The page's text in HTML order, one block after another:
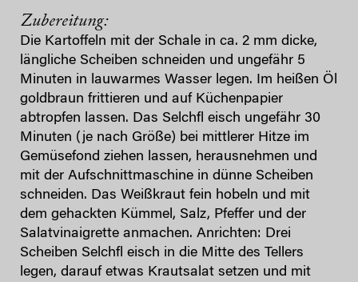
Zubereitung:
Die Kartoffeln mit der Schale in ca. 2 mm dicke,
längliche Scheiben schneiden und ungefähr 5
Minuten in lauwarmes Wasser legen. Im heißen Öl
goldbraun frittieren und auf Küchenpapier
abtropfen lassen. Das Selchfl eisch ungefähr 30
Minuten (je nach Größe) bei mittlerer Hitze im
Gemüsefond ziehen lassen, herausnehmen und
mit der Aufschnittmaschine in dünne Scheiben
schneiden. Das Weißkraut fein hobeln und mit
dem gehackten Kümmel, Salz, Pfeffer und der
Salatvinaigrette anmachen. Anrichten: Drei
Scheiben Selchfl eisch in die Mitte des Tellers
legen, darauf etwas Krautsalat setzen und mit